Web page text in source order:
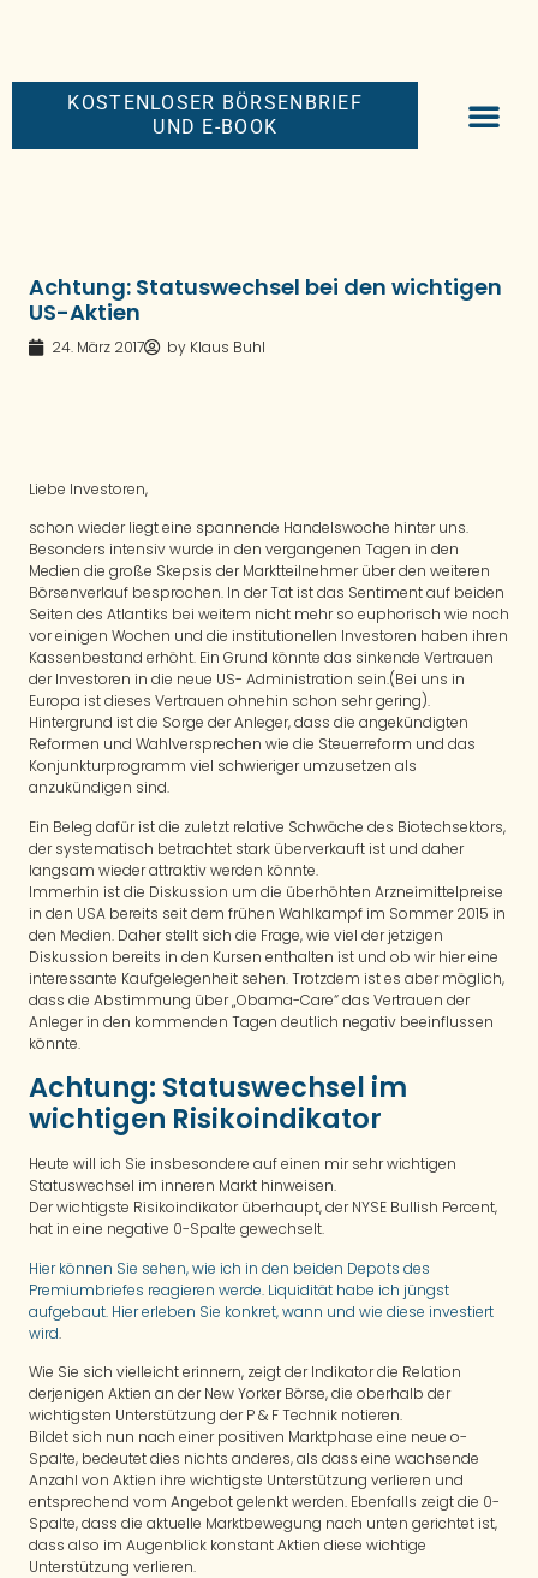
KOSTENLOSER BÖRSENBRIEF
UND E-BOOK
Achtung: Statuswechsel bei den wichtigen
US-Aktien
24. März 2017 by Klaus Buhl
Liebe Investoren,
schon wieder liegt eine spannende Handelswoche hinter uns.
Besonders intensiv wurde in den vergangenen Tagen in den
Medien die große Skepsis der Marktteilnehmer über den weiteren
Börsenverlauf besprochen. In der Tat ist das Sentiment auf beiden
Seiten des Atlantiks bei weitem nicht mehr so euphorisch wie noch
vor einigen Wochen und die institutionellen Investoren haben ihren
Kassenbestand erhöht. Ein Grund könnte das sinkende Vertrauen
der Investoren in die neue US- Administration sein.(Bei uns in
Europa ist dieses Vertrauen ohnehin schon sehr gering).
Hintergrund ist die Sorge der Anleger, dass die angekündigten
Reformen und Wahlversprechen wie die Steuerreform und das
Konjunkturprogramm viel schwieriger umzusetzen als
anzukündigen sind.
Ein Beleg dafür ist die zuletzt relative Schwäche des Biotechsektors,
der systematisch betrachtet stark überverkauft ist und daher
langsam wieder attraktiv werden könnte.
Immerhin ist die Diskussion um die überhöhten Arzneimittelpreise
in den USA bereits seit dem frühen Wahlkampf im Sommer 2015 in
den Medien. Daher stellt sich die Frage, wie viel der jetzigen
Diskussion bereits in den Kursen enthalten ist und ob wir hier eine
interessante Kaufgelegenheit sehen. Trotzdem ist es aber möglich,
dass die Abstimmung über „Obama-Care“ das Vertrauen der
Anleger in den kommenden Tagen deutlich negativ beeinflussen
könnte.
Achtung: Statuswechsel im
wichtigen Risikoindikator
Heute will ich Sie insbesondere auf einen mir sehr wichtigen
Statuswechsel im inneren Markt hinweisen.
Der wichtigste Risikoindikator überhaupt, der NYSE Bullish Percent,
hat in eine negative 0-Spalte gewechselt.
Hier können Sie sehen, wie ich in den beiden Depots des
Premiumbriefes reagieren werde. Liquidität habe ich jüngst
aufgebaut. Hier erleben Sie konkret, wann und wie diese investiert
wird.
Wie Sie sich vielleicht erinnern, zeigt der Indikator die Relation
derjenigen Aktien an der New Yorker Börse, die oberhalb der
wichtigsten Unterstützung der P & F Technik notieren.
Bildet sich nun nach einer positiven Marktphase eine neue o-
Spalte, bedeutet dies nichts anderes, als dass eine wachsende
Anzahl von Aktien ihre wichtigste Unterstützung verlieren und
entsprechend vom Angebot gelenkt werden. Ebenfalls zeigt die 0-
Spalte, dass die aktuelle Marktbewegung nach unten gerichtet ist,
dass also im Augenblick konstant Aktien diese wichtige
Unterstützung verlieren.